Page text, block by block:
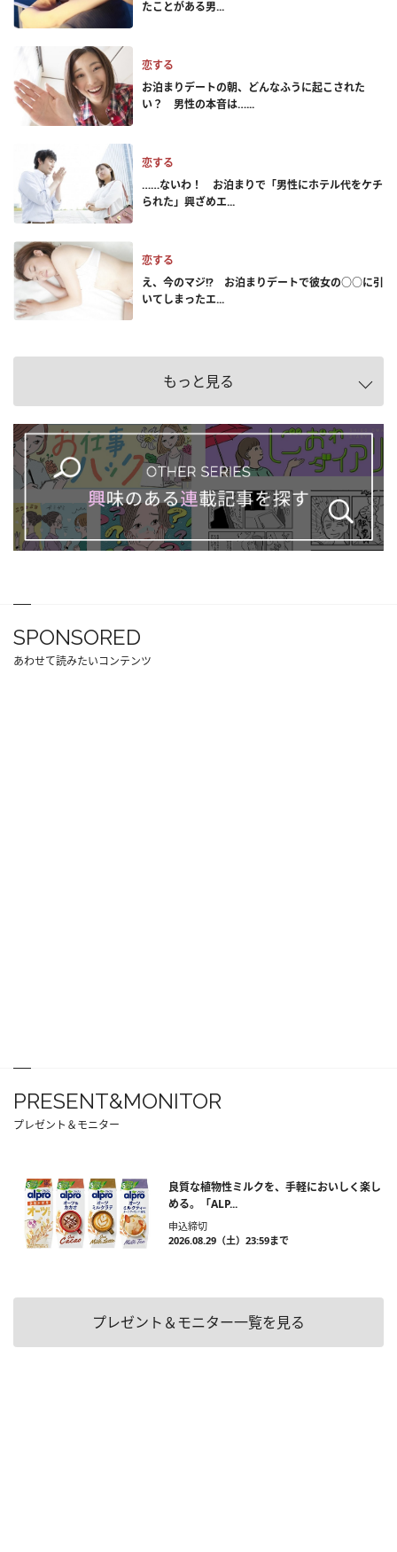
たことがある男...
恋する
お泊まりデートの朝、どんなふうに起こされた
い？ 男性の本音は…...
恋する
……ないわ！ お泊まりで「男性にホテル代をケチ
られた」興ざめエ...
恋する
え、今のマジ!? お泊まりデートで彼女の○○に引
いてしまったエ...
もっと見る
SPONSORED
あわせて読みたいコンテンツ
PRESENT&MONITOR
プレゼント＆モニター
良質な植物性ミルクを、手軽においしく楽し
める。「ALP...
申込締切
2026.08.29（土）23:59まで
プレゼント＆モニター一覧を見る